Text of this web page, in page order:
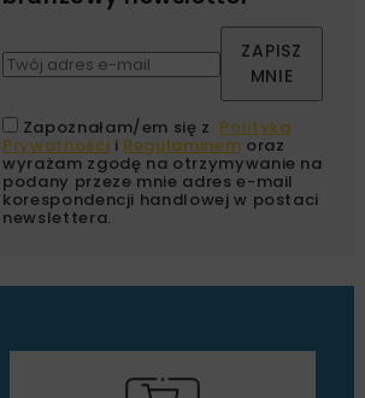
ZAPISZ
MNIE
Zapoznałam/em się z Polityką
Prywatności i Regulaminem oraz
wyrażam zgodę na otrzymywanie na
podany przeze mnie adres e-mail
korespondencji handlowej w postaci
newslettera.